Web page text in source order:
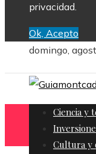
privacidad.
Ok, Acepto
domingo,
Ciencia y
Cultura y